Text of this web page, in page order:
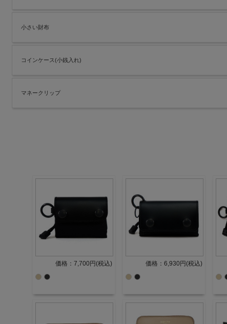
小さい財布
コインケース(小銭入れ)
マネークリップ
価格：7,700円(税込) 価格：6,930円(税込)